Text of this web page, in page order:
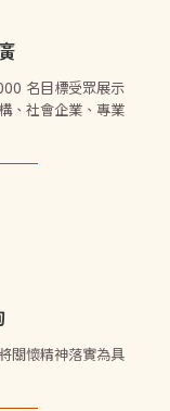
名目標受眾展示
、社會企業、專業
關懷精神落實為具